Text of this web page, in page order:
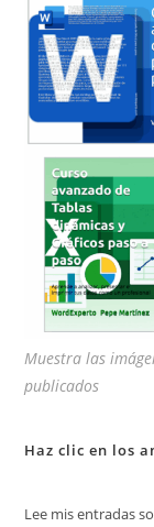
Muestra las
publicados
Haz clic en los
Lee mis entradas